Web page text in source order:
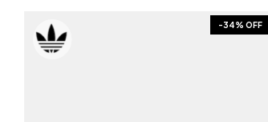
-34% OFF